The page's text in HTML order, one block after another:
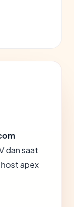
dan saat
host apex